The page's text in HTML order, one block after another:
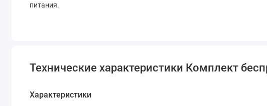
питания.
Технические характеристики Комплект
Характеристики